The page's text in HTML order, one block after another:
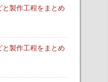
製作工程をまとめ
製作工程をまとめ